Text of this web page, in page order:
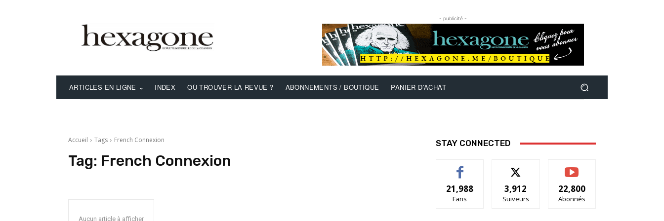
- publicité -
ARTICLES EN LIGNE INDEX OÙ TROUVER LA REVUE ? ABONNEMENTS / BOUTIQUE PANIER D’ACHAT
Accueil Tags French Connexion
Tag: French Connexion
Aucun article à afficher
STAY CONNECTED
21,988
Fans
3,912
Suiveurs
22,800
Abonnés